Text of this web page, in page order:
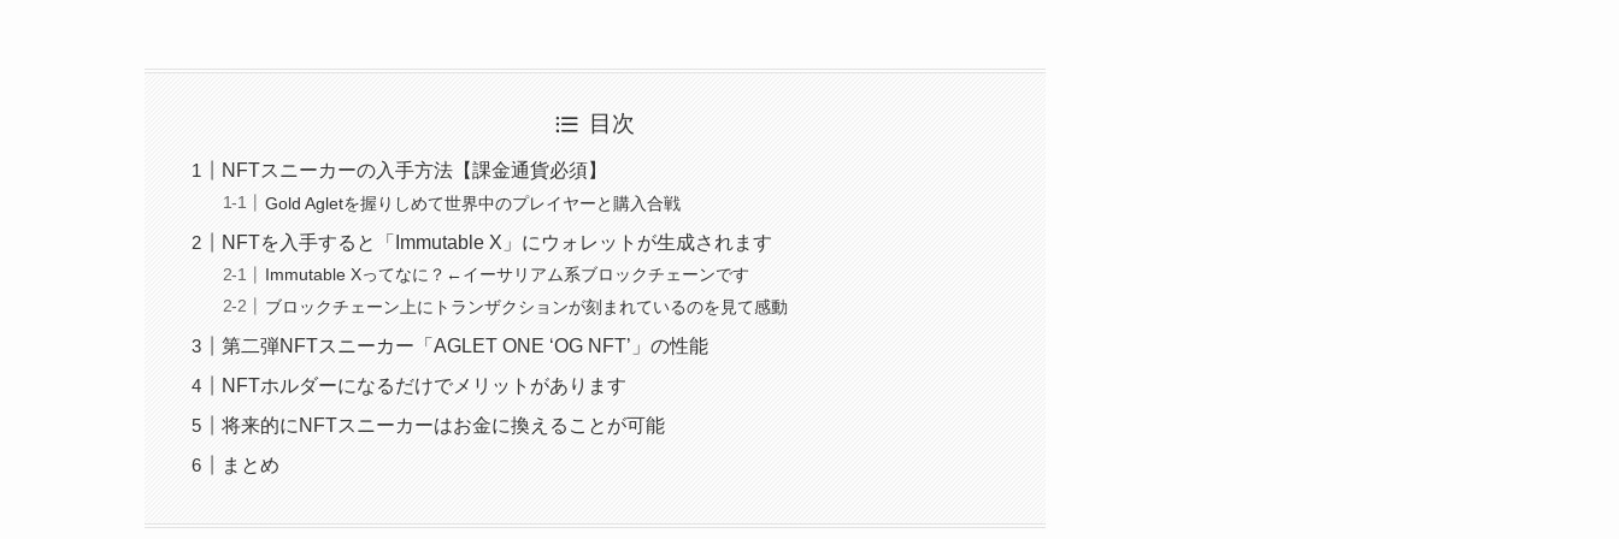
目次
NFTスニーカーの入手方法【課金通貨必須】
Gold Agletを握りしめて世界中のプレイヤーと購入合戦
NFTを入手すると「Immutable X」にウォレットが生成されます
Immutable Xってなに？←イーサリアム系ブロックチェーンです
ブロックチェーン上にトランザクションが刻まれているのを見て感動
第二弾NFTスニーカー「AGLET ONE ‘OG NFT’」の性能
NFTホルダーになるだけでメリットがあります
将来的にNFTスニーカーはお金に換えることが可能
まとめ